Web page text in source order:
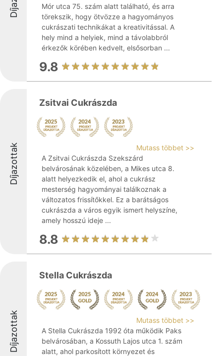
Mór utca 75. szám alatt található, és arra
törekszik, hogy ötvözze a hagyományos
cukrászati technikákat a kreativitással. A
hely mind a helyiek, mind a távolabbról
érkezők körében kedvelt, elsősorban ...
9.8
Díjazottak
Zsitvai Cukrászda
Mutass többet >>
A Zsitvai Cukrászda Szekszárd
belvárosának közelében, a Mikes utca 8.
alatt helyezkedik el, ahol a cukrász
mesterség hagyományai találkoznak a
változatos frissítőkkel. Ez a barátságos
cukrászda a város egyik ismert helyszíne,
amely hosszú ideje ...
8.8
Díjazottak
Stella Cukrászda
Mutass többet >>
A Stella Cukrászda 1992 óta működik Paks
belvárosában, a Kossuth Lajos utca 1. szám
alatt, ahol parkosított környezet és